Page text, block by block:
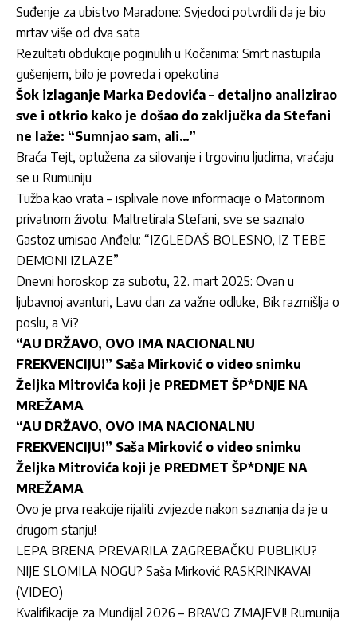
Suđenje za ubistvo Maradone: Svjedoci potvrdili da je bio
mrtav više od dva sata
Rezultati obdukcije poginulih u Kočanima: Smrt nastupila
gušenjem, bilo je povreda i opekotina
Šok izlaganje Marka Đedovića – detaljno analizirao
sve i otkrio kako je došao do zaključka da Stefani
ne laže: “Sumnjao sam, ali…”
Braća Tejt, optužena za silovanje i trgovinu ljudima, vraćaju
se u Rumuniju
Tužba kao vrata – isplivale nove informacije o Matorinom
privatnom životu: Maltretirala Stefani, sve se saznalo
Gastoz urnisao Anđelu: “IZGLEDAŠ BOLESNO, IZ TEBE
DEMONI IZLAZE”
Dnevni horoskop za subotu, 22. mart 2025: Ovan u
ljubavnoj avanturi, Lavu dan za važne odluke, Bik razmišlja o
poslu, a Vi?
“AU DRŽAVO, OVO IMA NACIONALNU
FREKVENCIJU!” Saša Mirković o video snimku
Željka Mitrovića koji je PREDMET ŠP*DNJE NA
MREŽAMA
“AU DRŽAVO, OVO IMA NACIONALNU
FREKVENCIJU!” Saša Mirković o video snimku
Željka Mitrovića koji je PREDMET ŠP*DNJE NA
MREŽAMA
Ovo je prva reakcije rijaliti zvijezde nakon saznanja da je u
drugom stanju!
LEPA BRENA PREVARILA ZAGREBAČKU PUBLIKU?
NIJE SLOMILA NOGU? Saša Mirković RASKRINKAVA!
(VIDEO)
Kvalifikacije za Mundijal 2026 – BRAVO ZMAJEVI! Rumunija